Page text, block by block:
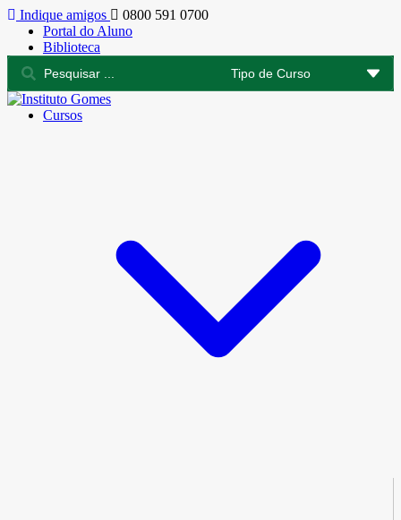
Indique amigos
0800 591 0700
Portal do Aluno
Biblioteca
Cursos